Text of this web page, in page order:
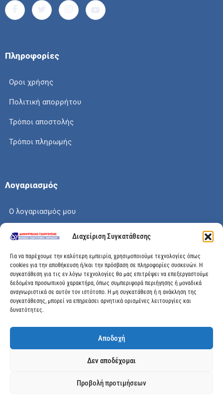
Διαχείριση Συγκατάθεσης
Για να παρέχουμε την καλύτερη εμπειρία, χρησιμοποιούμε τεχνολογίες όπως
cookies για την αποθήκευση ή/και την πρόσβαση σε πληροφορίες συσκευών. Η
συγκατάθεση για τις εν λόγω τεχνολογίες θα μας επιτρέψει να επεξεργαστούμε
δεδομένα προσωπικού χαρακτήρα, όπως συμπεριφορά περιήγησης ή μοναδικά
αναγνωριστικά σε αυτόν τον ιστότοπο. Η μη συγκατάθεση ή η ανάκληση της
συγκατάθεσης, μπορεί να επηρεάσει αρνητικά ορισμένες λειτουργίες και
δυνατότητες.
Αποδοχή
Δεν αποδέχομαι
Προβολή προτιμήσεων
Πληροφορίες
Οροι χρήσης
Πολιτική απορρήτου
Τρόποι αποστολής
Τρόποι πληρωμής
Λογαριασμός
Ο λογαριασμός μου
Το καλάθι μου
Check out
Διεύθυνση
Μεγάλης Χώρας 89, Αγρίνιο, Τ.Κ: 30100
info@dimitrelis-georgousis.gr